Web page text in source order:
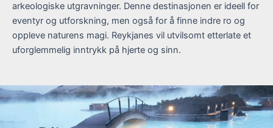
arkeologiske utgravninger. Denne destinasjonen er ideell for
eventyr og utforskning, men også for å finne indre ro og
oppleve naturens magi. Reykjanes vil utvilsomt etterlate et
uforglemmelig inntrykk på hjerte og sinn.